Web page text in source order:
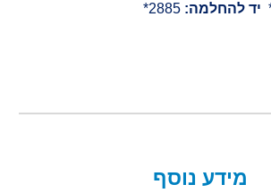
יד להחלמה: 2885*
מידע נוסף